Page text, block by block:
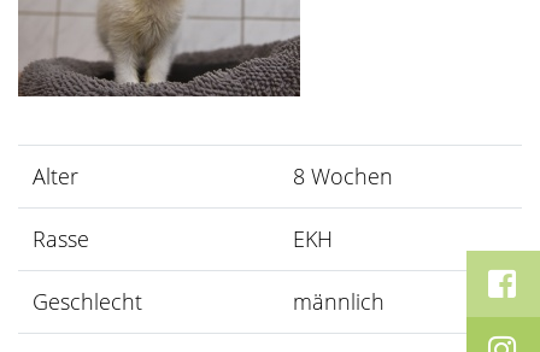
Alter 8 Wochen
Rasse EKH
Geschlecht männlich